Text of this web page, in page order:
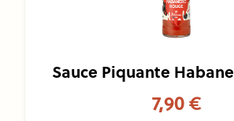
Sauce Piquante
7,90 €